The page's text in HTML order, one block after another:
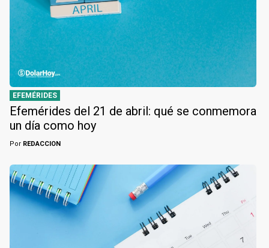
EFEMÉRIDES
Efemérides del 21 de abril: qué se conmemora
un día como hoy
Por REDACCION